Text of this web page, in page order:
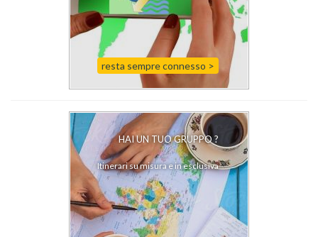
resta sempre connesso >
HAI UN TUO GRUPPO ?
Itinerari su misura e in esclusiva